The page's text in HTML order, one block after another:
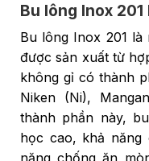
Bu lông Inox 201
Bu lông Inox 201 là
được sản xuất từ
không gỉ có thành
Niken (Ni),
thành phần này,
học cao, khả